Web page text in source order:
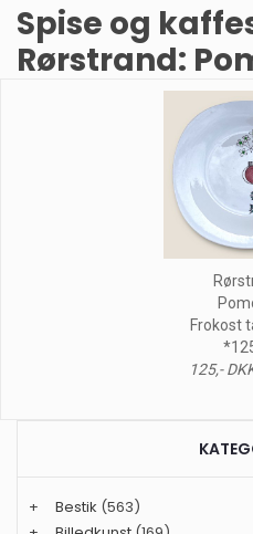
Spise og
Rørstrand:
Frokost
125,-
+ Bestik (563)